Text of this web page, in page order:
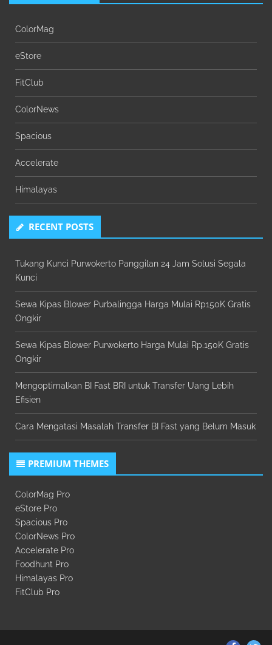
ColorMag
eStore
FitClub
ColorNews
Spacious
Accelerate
Himalayas
RECENT POSTS
Tukang Kunci Purwokerto Panggilan 24 Jam Solusi Segala
Kunci
Sewa Kipas Blower Purbalingga Harga Mulai Rp150K Gratis
Ongkir
Sewa Kipas Blower Purwokerto Harga Mulai Rp.150K Gratis
Ongkir
Mengoptimalkan BI Fast BRI untuk Transfer Uang Lebih
Efisien
Cara Mengatasi Masalah Transfer BI Fast yang Belum Masuk
PREMIUM THEMES
ColorMag Pro
eStore Pro
Spacious Pro
ColorNews Pro
Accelerate Pro
Foodhunt Pro
Himalayas Pro
FitClub Pro